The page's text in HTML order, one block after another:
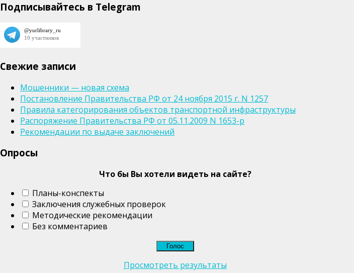
Подписывайтесь в Telegram
Свежие записи
Мошенники — новая схема
Постановление Правительства РФ от 24 ноября 2015 г. N 1257
Правила категорирования объектов транспортной инфраструктуры
Распоряжение Правительства РФ от 05.11.2009 N 1653-р
Рекомендации по выдаче заключений
Опросы
Что бы Вы хотели видеть на сайте?
Планы-конспекты
Заключения служебных проверок
Методические рекомендации
Без комментариев
Просмотреть результаты